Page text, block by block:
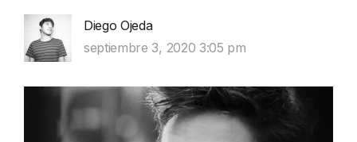
Diego Ojeda
septiembre 3, 2020 3:05 pm